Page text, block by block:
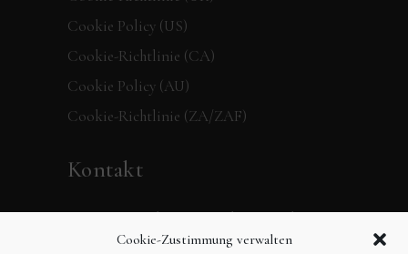
Cookie-Zustimmung verwalten
Cookie Policy (US)
Cookie-Richtlinie (CA)
Cookie Policy (AU)
Cookie-Richtlinie (ZA/ZAF)
Kontakt
Verpassen Sie keine Neuigkeiten mehr,
folgen Sie dem 360 Grad Verlag in den